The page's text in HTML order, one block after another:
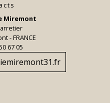
Miremont
- FRANCE
67 05